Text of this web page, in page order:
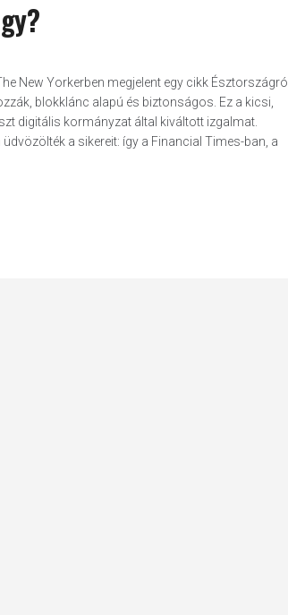
New Yorkerben megjelent egy cikk Észtországról,
blokklánc alapú és biztonságos. Ez a kicsi,
digitális kormányzat által kiváltott izgalmat.
a sikereit: így a Financial Times-ban, a